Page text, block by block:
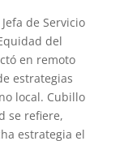
de Servicio
del
en remoto
estrategias
local. Cubillo
se refiere,
estrategia el